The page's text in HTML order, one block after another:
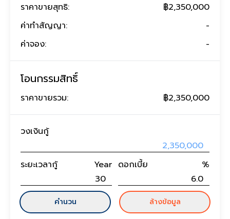
ราคาขายสุทธิ:
฿2,350,000
ค่าทำสัญญา:
-
ค่าจอง:
-
โอนกรรมสิทธิ์
ราคาขายรวม: ฿2,350,000
วงเงินกู้
ระยะเวลากู้ Year ดอกเบี้ย %
คำนวน ล้างข้อมูล